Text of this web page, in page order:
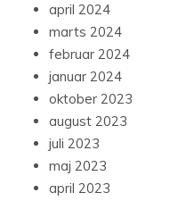
april 2024
marts 2024
februar 2024
januar 2024
oktober 2023
august 2023
juli 2023
maj 2023
april 2023